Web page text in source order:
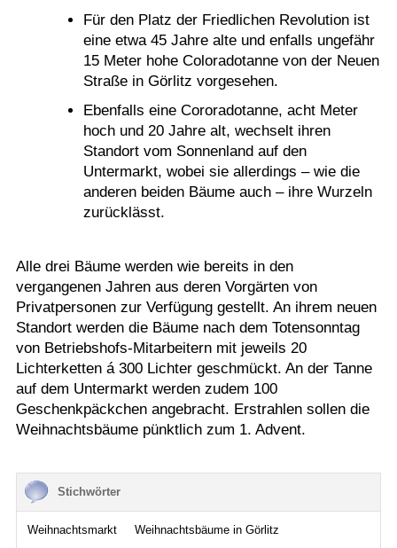
Für den Platz der Friedlichen Revolution ist
eine etwa 45 Jahre alte und enfalls ungefähr
15 Meter hohe Coloradotanne von der Neuen
Straße in Görlitz vorgesehen.
Ebenfalls eine Cororadotanne, acht Meter
hoch und 20 Jahre alt, wechselt ihren
Standort vom Sonnenland auf den
Untermarkt, wobei sie allerdings – wie die
anderen beiden Bäume auch – ihre Wurzeln
zurücklässt.
Alle drei Bäume werden wie bereits in den
vergangenen Jahren aus deren Vorgärten von
Privatpersonen zur Verfügung gestellt. An ihrem neuen
Standort werden die Bäume nach dem Totensonntag
von Betriebshofs-Mitarbeitern mit jeweils 20
Lichterketten á 300 Lichter geschmückt. An der Tanne
auf dem Untermarkt werden zudem 100
Geschenkpäckchen angebracht. Erstrahlen sollen die
Weihnachtsbäume pünktlich zum 1. Advent.
Stichwörter
Weihnachtsmarkt Weihnachtsbäume in Görlitz